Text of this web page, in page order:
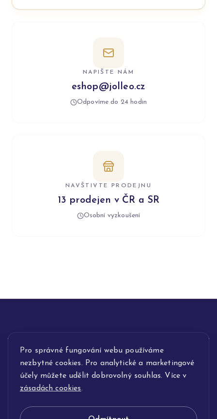
Pro správné fungování webu používáme
nezbytné cookies. Pro analytické a marketingové
účely můžete udělit dobrovolný souhlas. Více v
zásadách cookies.
NAPIŠTE NÁM
eshop@jolleo.cz
Odpovíme do 24 hodin
NAVŠTIVTE PRODEJNU
13 prodejen v ČR a SR
Osobní vyzkoušení
INFORMACE
POPIS SLUŽEB